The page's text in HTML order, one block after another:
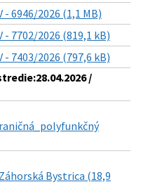
- 6946/2026 (1,1 MB)
- 7702/2026 (819,1 kB)
- 7403/2026 (797,6 kB)
/
Bystrica (18,9